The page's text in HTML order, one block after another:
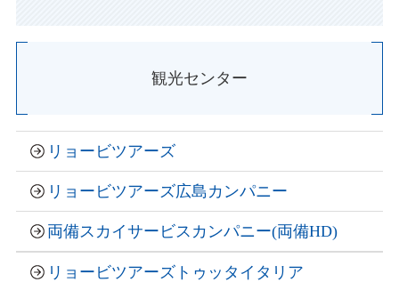
観光センター
リョービツアーズ
リョービツアーズ広島カンパニー
両備スカイサービスカンパニー(両備HD)
リョービツアーズトゥッタイタリア